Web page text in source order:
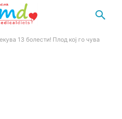
13 болести! Плод кој го чува